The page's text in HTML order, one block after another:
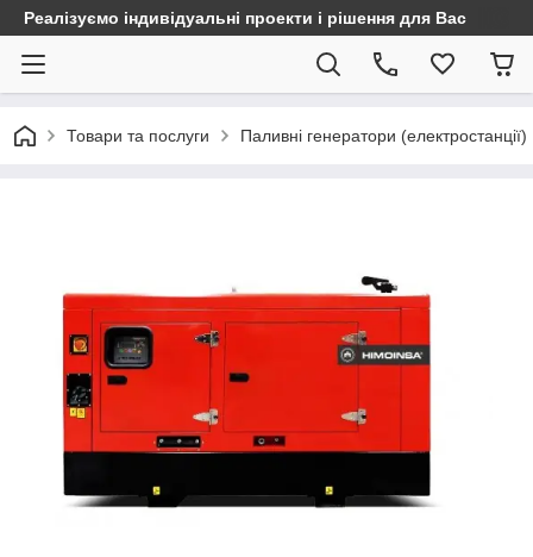
Реалізуємо індивідуальні проекти і рішення для Вас
Товари та послуги Паливні генератори (електростанції)